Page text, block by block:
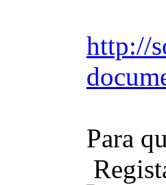
http://
Para